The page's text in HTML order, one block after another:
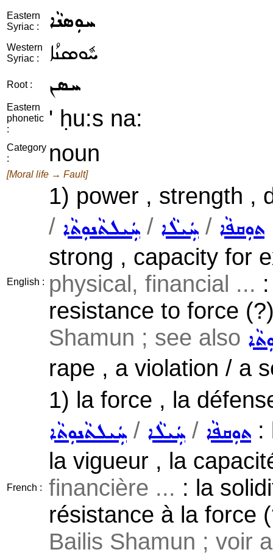
Eastern
Syriac :
ܚܘܼܣܢܵܐ
Western
Syriac :
ܚܽܘܣܢܳܐ
Root : ܚܣܢ
Eastern
phonetic
:
' ḥu:s na:
Category
:
noun
[Moral life → Fault]
English :
1) power , strength ,
/ ܚܲܝܠܬܵܢܘܼܬܵܐ / ܚܲܝܠܵܐ / ܬܘܼܩܦܵܐ
strong , capacity for
physical, financial ...
resistance to force
Shamun ; see also
rape , a violation / a
French :
1) la force , la
ܚܲܝܠܬܵܢܘܼܬܵܐ / ܚܲܝܠܵܐ / ܬܘܼܩܦܵܐ :
la vigueur , la
financière ... : la
résistance à la force
Bailis Shamun ; voir